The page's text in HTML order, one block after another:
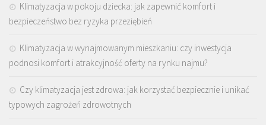
Klimatyzacja w pokoju dziecka: jak zapewnić komfort i
bezpieczeństwo bez ryzyka przeziębień
Klimatyzacja w wynajmowanym mieszkaniu: czy inwestycja
podnosi komfort i atrakcyjność oferty na rynku najmu?
Czy klimatyzacja jest zdrowa: jak korzystać bezpiecznie i unikać
typowych zagrożeń zdrowotnych